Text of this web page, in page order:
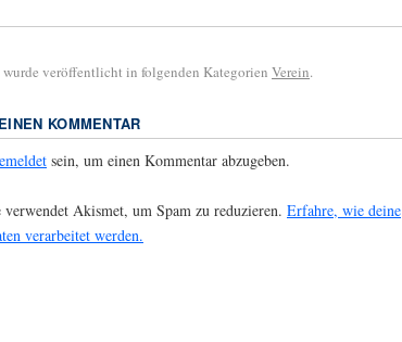
wurde veröffentlicht in folgenden Kategorien Verein.
KOMMENTAR
sein, um einen Kommentar abzugeben.
verwendet Akismet, um Spam zu reduzieren. Erfahre, wie deine
verarbeitet werden.